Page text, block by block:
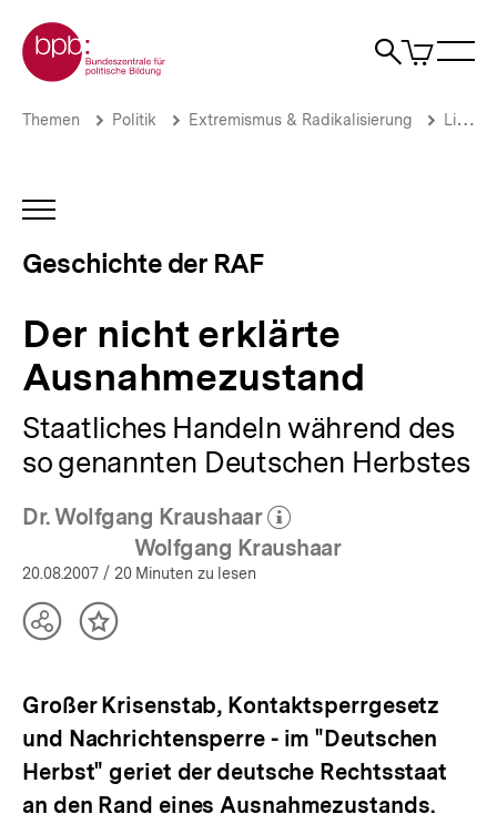
zum
Seiteninhalt
springen
Zur Startseite der bpb
Suche
Artikel
im
Der
Die
Geschichte
der
bpb.de
Brotkrümelnavigation
Pfadnavigation
Themen Politik Extremismus & Radikalisierung Linksextremismus
INHALTSNAVIGATION
Geschichte der RAF
Der nicht erklärte
Ausnahmezustand
Staatliches Handeln während des
so genannten Deutschen Herbstes
Dr. Wolfgang Kraushaar
(Mehr zum Autor)
öffnen
Wolfgang Kraushaar
20.08.2007 / 20 Minuten zu lesen
TeilenInhalt
Großer Krisenstab, Kontaktsperrgesetz
und Nachrichtensperre - im "Deutschen
Herbst" geriet der deutsche Rechtsstaat
an den Rand eines Ausnahmezustands.